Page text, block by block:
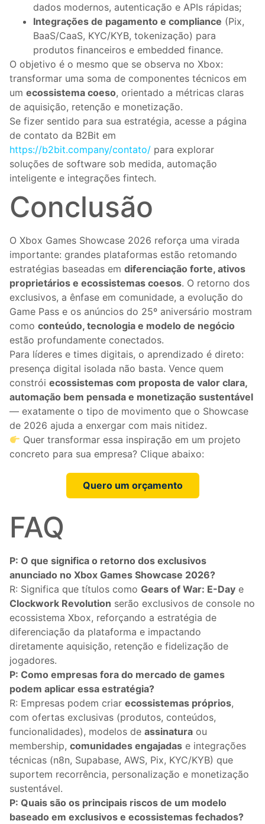
dados modernos, autenticação e APIs rápidas;
Integrações de pagamento e compliance (Pix,
BaaS/CaaS, KYC/KYB, tokenização) para
produtos financeiros e embedded finance.
O objetivo é o mesmo que se observa no Xbox:
transformar uma soma de componentes técnicos em
um ecossistema coeso, orientado a métricas claras
de aquisição, retenção e monetização.
Se fizer sentido para sua estratégia, acesse a página
de contato da B2Bit em
https://b2bit.company/contato/ para explorar
soluções de software sob medida, automação
inteligente e integrações fintech.
Conclusão
O Xbox Games Showcase 2026 reforça uma virada
importante: grandes plataformas estão retomando
estratégias baseadas em diferenciação forte, ativos
proprietários e ecossistemas coesos. O retorno dos
exclusivos, a ênfase em comunidade, a evolução do
Game Pass e os anúncios do 25º aniversário mostram
como conteúdo, tecnologia e modelo de negócio
estão profundamente conectados.
Para líderes e times digitais, o aprendizado é direto:
presença digital isolada não basta. Vence quem
constrói ecossistemas com proposta de valor clara,
automação bem pensada e monetização sustentável
— exatamente o tipo de movimento que o Showcase
de 2026 ajuda a enxergar com mais nitidez.
Quer transformar essa inspiração em um projeto
concreto para sua empresa? Clique abaixo:
Quero um orçamento
FAQ
P: O que significa o retorno dos exclusivos
anunciado no Xbox Games Showcase 2026?
R: Significa que títulos como Gears of War: E-Day e
Clockwork Revolution serão exclusivos de console no
ecossistema Xbox, reforçando a estratégia de
diferenciação da plataforma e impactando
diretamente aquisição, retenção e fidelização de
jogadores.
P: Como empresas fora do mercado de games
podem aplicar essa estratégia?
R: Empresas podem criar ecossistemas próprios,
com ofertas exclusivas (produtos, conteúdos,
funcionalidades), modelos de assinatura ou
membership, comunidades engajadas e integrações
técnicas (n8n, Supabase, AWS, Pix, KYC/KYB) que
suportem recorrência, personalização e monetização
sustentável.
P: Quais são os principais riscos de um modelo
baseado em exclusivos e ecossistemas fechados?